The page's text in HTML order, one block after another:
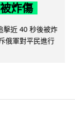
炸傷
擊近 40 秒後被炸
俄軍對平民進行